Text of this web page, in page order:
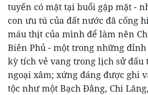
tuyến có mặt tại buổi gặp mặt -
con ưu tú của đất nước đã cống
máu thịt của mình để làm nên
Biên Phủ - một trong những đỉnh
kỳ tích vẻ vang trong lịch sử đấu
ngoại xâm; xứng đáng được ghi
tộc như một Bạch Đằng, Chi